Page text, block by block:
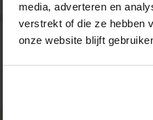
media, adverteren en
verstrekt of die ze hebben
onze website blijft